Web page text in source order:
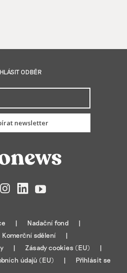
ODBĚR
newsletter
InstagramLinkedIn
YouTube
Nadační fond
Komerční sdělení
Zásady cookies (EU)
údajů (EU)
Přihlásit se